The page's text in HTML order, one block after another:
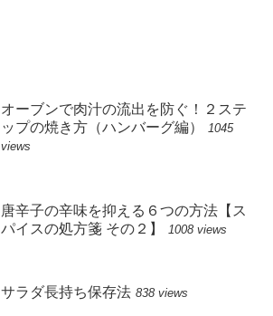
オーブンで肉汁の流出を防ぐ！２ステ
ップの焼き方（ハンバーグ編）
1045
views
唐辛子の辛味を抑える６つの方法【ス
パイスの処方箋 その２】
1008 views
サラダ長持ち保存法 838 views